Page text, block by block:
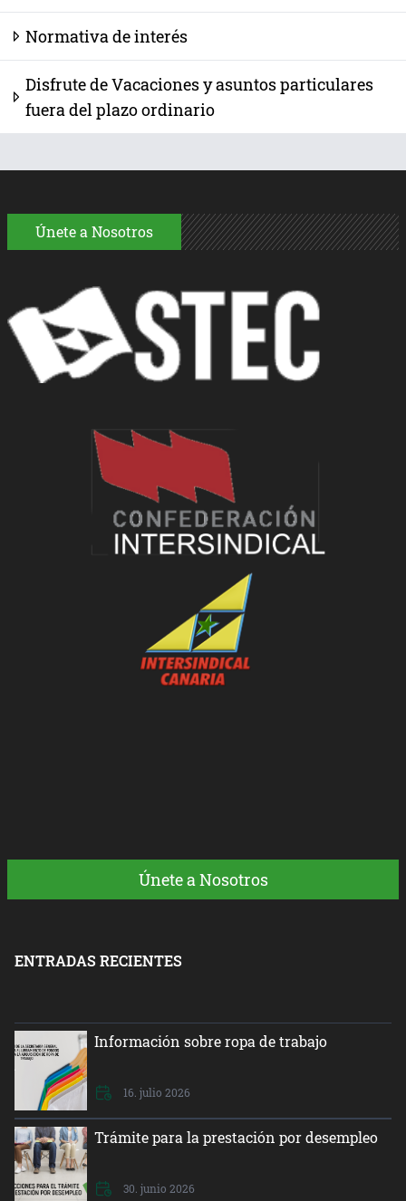
Normativa de interés
Disfrute de Vacaciones y asuntos particulares
fuera del plazo ordinario
Únete a Nosotros
Únete a Nosotros
ENTRADAS RECIENTES
Información sobre ropa de trabajo
16. julio 2026
Trámite para la prestación por desempleo
30. junio 2026